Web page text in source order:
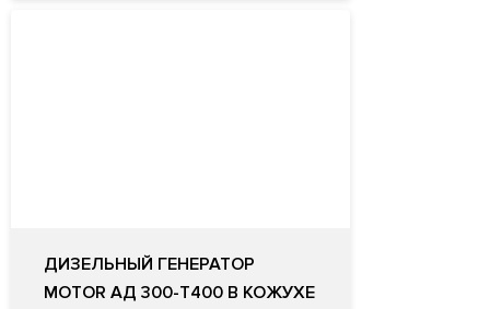
ДИЗЕЛЬНЫЙ ГЕНЕРАТОР
MOTOR АД 300-Т400 В КОЖУХЕ